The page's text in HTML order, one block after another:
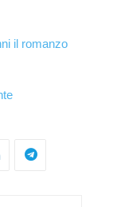
il romanzo